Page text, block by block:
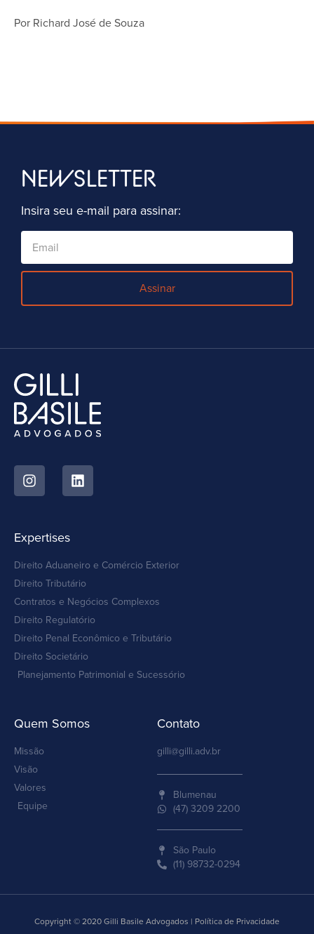
Por Richard José de Souza
NEWSLETTER
Insira seu e-mail para assinar:
Assinar
Expertises
Direito Aduaneiro e Comércio Exterior
Direito Tributário
Contratos e Negócios Complexos
Direito Regulatório
Direito Penal Econômico e Tributário
Direito Societário
Planejamento Patrimonial e Sucessório
Quem Somos
Missão
Visão
Valores
Equipe
Contato
gilli@gilli.adv.br
Blumenau
(47) 3209 2200
São Paulo
(11) 98732-0294
Copyright © 2020 Gilli Basile Advogados | Política de Privacidade